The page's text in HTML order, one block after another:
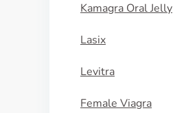
Kamagra Oral Jelly
Lasix
Levitra
Female Viagra